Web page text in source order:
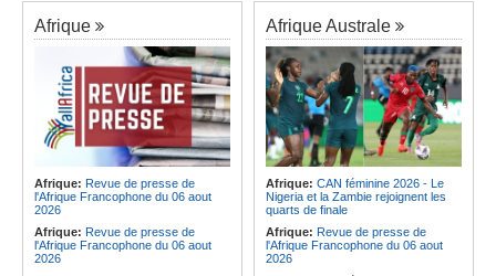
Afrique
Afrique: Revue de presse de
l'Afrique Francophone du 06 aout
2026
Afrique: Revue de presse de
l'Afrique Francophone du 06 aout
2026
Afrique Australe
Afrique: CAN féminine 2026 - Le
Nigeria et la Zambie rejoignent les
quarts de finale
Afrique: Revue de presse de
l'Afrique Francophone du 06 aout
2026